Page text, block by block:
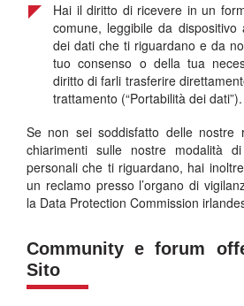
Hai il diritto di ricevere in un
comune, leggibile da dispositivo
dei dati che ti riguardano e da
tuo consenso o della tua
diritto di farli trasferire
trattamento (“Portabilità dei dati”).
Se non sei soddisfatto delle nostre
chiarimenti sulle nostre modalità
personali che ti riguardano, hai
un reclamo presso l’organo di
la Data Protection Commission
Community e forum
Sito